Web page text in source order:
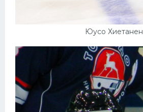
Юусо Хиетанен